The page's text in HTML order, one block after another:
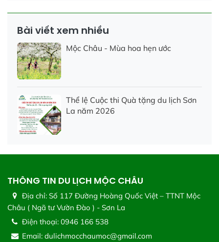
Bài viết xem nhiều
Mộc Châu - Mùa hoa hẹn ước
Thể lệ Cuộc thi Quà tặng du lịch Sơn
La năm 2026
THÔNG TIN DU LỊCH MỘC CHÂU
Địa chỉ: Số 117 Đường Hoàng Quốc Việt – TTNT Mộc
Châu ( Ngã tư Vườn Đào ) - Sơn La
Điện thoại: 0946 166 538
Email: dulichmocchaumoc@gmail.com